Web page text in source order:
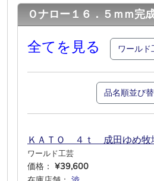
Ｏナロー１６．５ｍｍ完
全てを見る ワールド
品名順並び替
ＫＡＴＯ ４ｔ 成田ゆめ
ワールド工芸
価格： ¥39,600